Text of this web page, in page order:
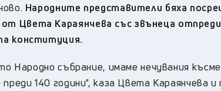
Народните представители бяха
Цвета Караянчева със звънеца отпреди
конституция.
Народно събрание, имаме нечувания
140 години", каза Цвета Караянчева